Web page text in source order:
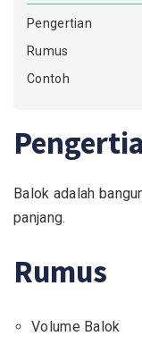
Pengertian
Rumus
Contoh
Balok adalah
panjang.
Rumus
Volume Balok